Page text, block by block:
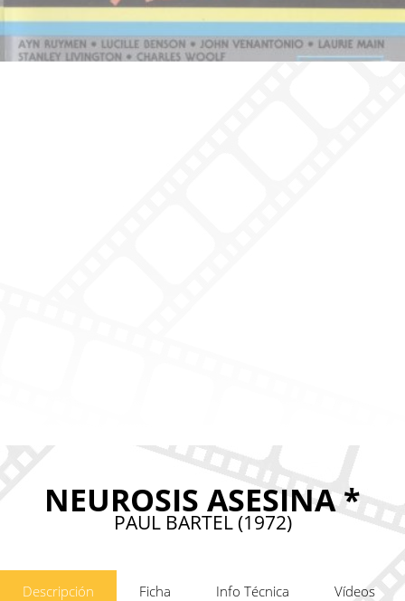
NEUROSIS ASESINA *
PAUL BARTEL (1972)
Descripción Ficha Info Técnica Vídeos